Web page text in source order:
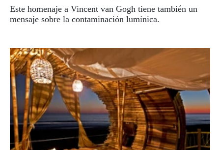
Este homenaje a Vincent van Gogh tiene también un
mensaje sobre la contaminación lumínica.